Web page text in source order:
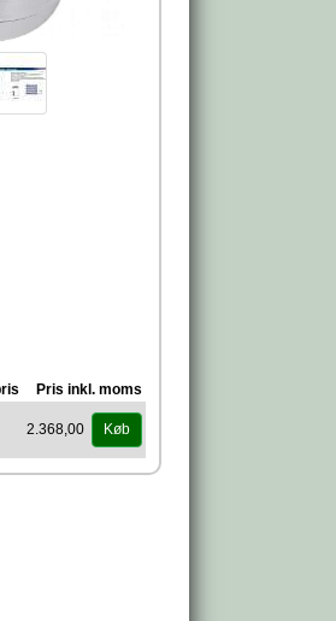
Pris inkl. moms
2.368,00 Køb